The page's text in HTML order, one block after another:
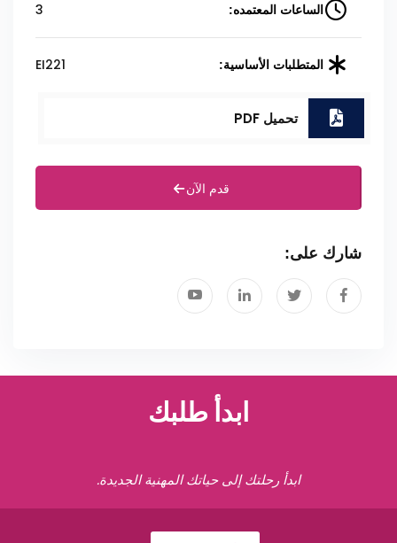
الساعات المعتمده: 3
المتطلبات الأساسية: EI221
تحميل PDF
قدم الآن
شارك على:
ابدأ طلبك
ابدأ رحلتك إلى حياتك المهنية الجديدة.